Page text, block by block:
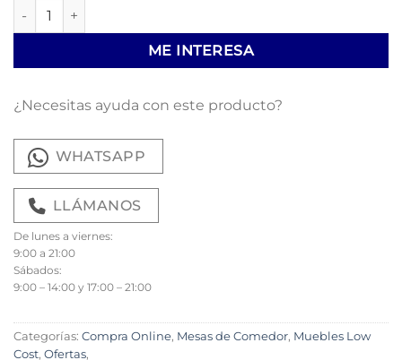
Mesa de comedor libro Kira 105 cantidad
ME INTERESA
¿Necesitas ayuda con este producto?
WHATSAPP
LLÁMANOS
De lunes a viernes:
9:00 a 21:00
Sábados:
9:00 – 14:00 y 17:00 – 21:00
Categorías: Compra Online, Mesas de Comedor, Muebles Low
Cost, Ofertas,